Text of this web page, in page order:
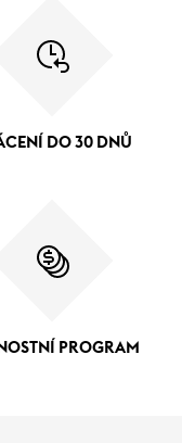
DO 30 DNŮ
PROGRAM